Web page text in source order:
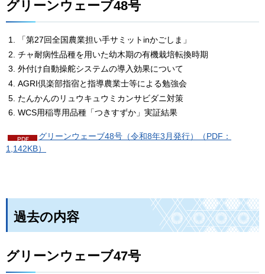
グリーンウェーブ48号
「第27回全国農業担い手サミットinかごしま」
チャ耐病性品種を用いた幼木期の有機栽培転換時期
外付け自動操舵システムの導入効果について
AGRI倶楽部指宿と指導農業士等による勉強会
たんかんのリュウキュウミカンサビダニ対策
WCS用稲専用品種「つきすずか」実証結果
グリーンウェーブ48号（令和8年3月発行）（PDF：
1,142KB）
過去の内容
グリーンウェーブ47号